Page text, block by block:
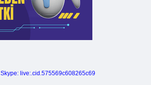
Skype: live:.cid.575569c608265c69